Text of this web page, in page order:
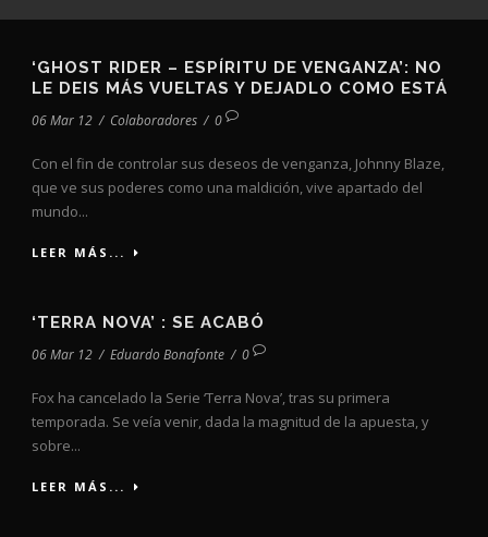
‘GHOST RIDER – ESPÍRITU DE VENGANZA’: NO
LE DEIS MÁS VUELTAS Y DEJADLO COMO ESTÁ
06 Mar 12 / Colaboradores / 0
Con el fin de controlar sus deseos de venganza, Johnny Blaze,
que ve sus poderes como una maldición, vive apartado del
mundo...
LEER MÁS...
‘TERRA NOVA’ : SE ACABÓ
06 Mar 12 / Eduardo Bonafonte / 0
Fox ha cancelado la Serie ‘Terra Nova’, tras su primera
temporada. Se veía venir, dada la magnitud de la apuesta, y
sobre...
LEER MÁS...